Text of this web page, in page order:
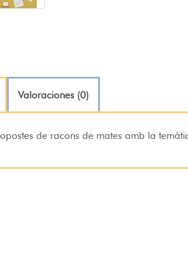
Valoraciones (0)
de racons de mates amb la